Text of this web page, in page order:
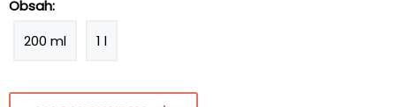
Obsah:
200 ml
1 l